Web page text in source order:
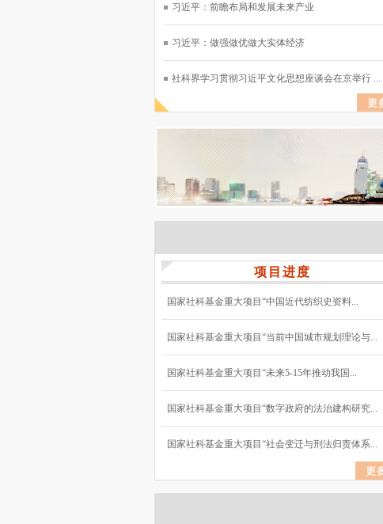
习近平：前瞻布局和发展未来产业
习近平：做强做优做大实体经济
社科界学习贯彻习近平文化思想座谈会在京举行 ...
项目进度
国家社科基金重大项目“中国近代纺织史资料...
国家社科基金重大项目“当前中国城市规划理论与...
国家社科基金重大项目“未来5-15年推动我国...
国家社科基金重大项目“数字政府的法治建构研究...
国家社科基金重大项目“社会变迁与刑法归责体系...